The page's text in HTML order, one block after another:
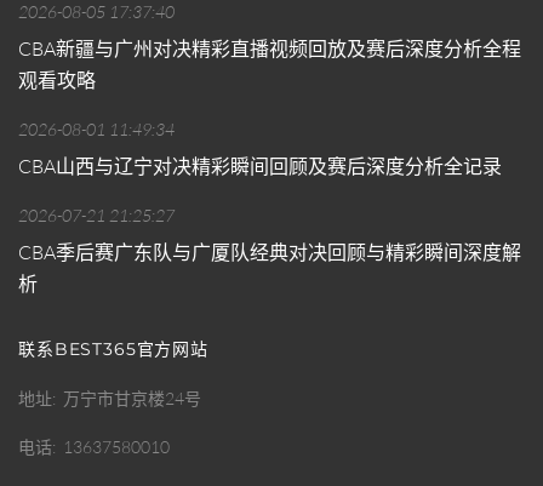
2026-08-05 17:37:40
CBA新疆与广州对决精彩直播视频回放及赛后深度分析全程
观看攻略
2026-08-01 11:49:34
CBA山西与辽宁对决精彩瞬间回顾及赛后深度分析全记录
2026-07-21 21:25:27
CBA季后赛广东队与广厦队经典对决回顾与精彩瞬间深度解
析
联系BEST365官方网站
地址 万宁市甘京楼24号
电话 13637580010